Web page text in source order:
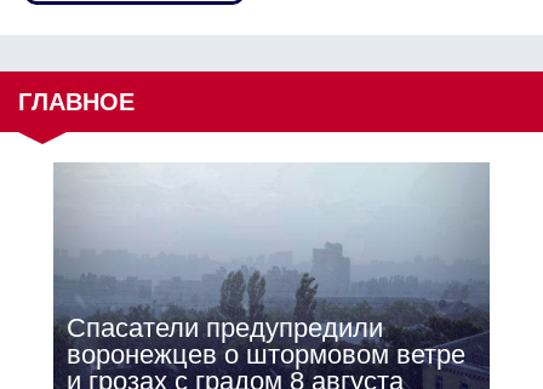
ГЛАВНОЕ
Спасатели предупредили
воронежцев о штормовом ветре
и грозах с градом 8 августа